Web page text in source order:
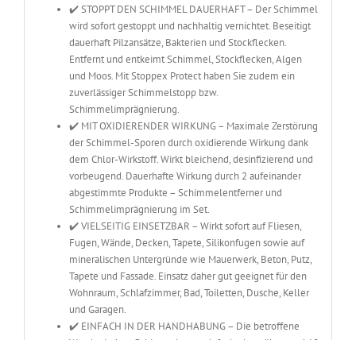
✔️ STOPPT DEN SCHIMMEL DAUERHAFT – Der Schimmel
wird sofort gestoppt und nachhaltig vernichtet. Beseitigt
dauerhaft Pilzansätze, Bakterien und Stockflecken.
Entfernt und entkeimt Schimmel, Stockflecken, Algen
und Moos. Mit Stoppex Protect haben Sie zudem ein
zuverlässiger Schimmelstopp bzw.
Schimmelimprägnierung.
✔️ MIT OXIDIERENDER WIRKUNG – Maximale Zerstörung
der Schimmel-Sporen durch oxidierende Wirkung dank
dem Chlor-Wirkstoff. Wirkt bleichend, desinfizierend und
vorbeugend. Dauerhafte Wirkung durch 2 aufeinander
abgestimmte Produkte – Schimmelentferner und
Schimmelimprägnierung im Set.
✔️ VIELSEITIG EINSETZBAR – Wirkt sofort auf Fliesen,
Fugen, Wände, Decken, Tapete, Silikonfugen sowie auf
mineralischen Untergründe wie Mauerwerk, Beton, Putz,
Tapete und Fassade. Einsatz daher gut geeignet für den
Wohnraum, Schlafzimmer, Bad, Toiletten, Dusche, Keller
und Garagen.
✔️ EINFACH IN DER HANDHABUNG – Die betroffene